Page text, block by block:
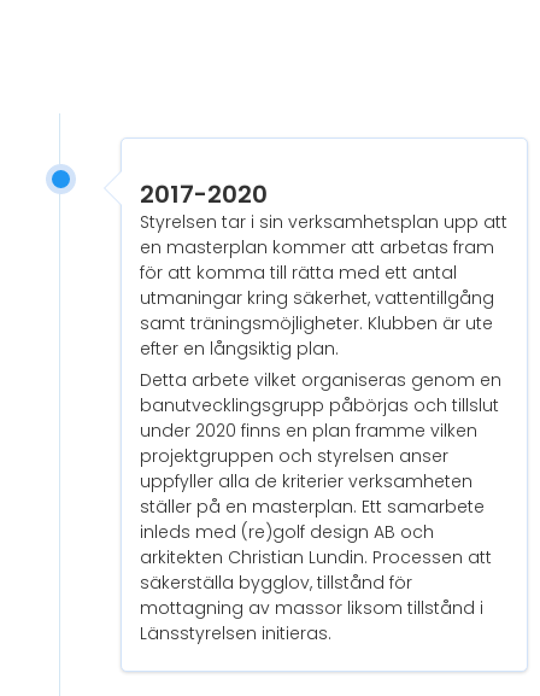
2017-2020
Styrelsen tar i sin verksamhetsplan upp att
en masterplan kommer att arbetas fram
för att komma till rätta med ett antal
utmaningar kring säkerhet, vattentillgång
samt träningsmöjligheter. Klubben är ute
efter en långsiktig plan.
Detta arbete vilket organiseras genom en
banutvecklingsgrupp påbörjas och tillslut
under 2020 finns en plan framme vilken
projektgruppen och styrelsen anser
uppfyller alla de kriterier verksamheten
ställer på en masterplan. Ett samarbete
inleds med (re)golf design AB och
arkitekten Christian Lundin. Processen att
säkerställa bygglov, tillstånd för
mottagning av massor liksom tillstånd i
Länsstyrelsen initieras.